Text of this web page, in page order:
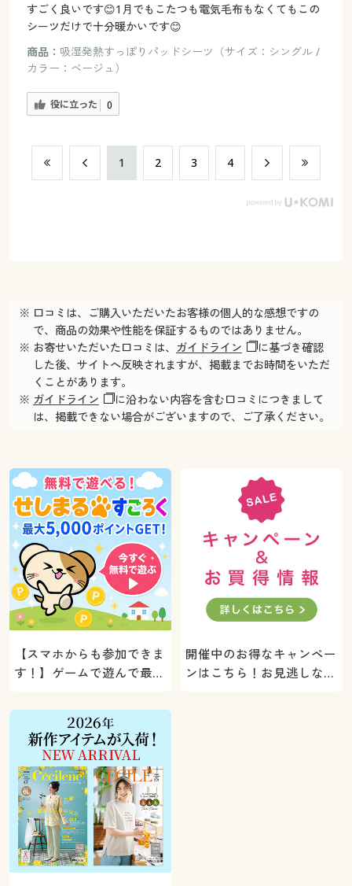
すごく良いです😊1月でもこたつも電気毛布もなくてもこの
シーツだけで十分暖かいです😊
商品： 吸湿発熱すっぽりパッドシーツ（サイズ：シングル /
カラー：ベージュ）
役に立った 0
​1 ​2 ​3 ​4
※ 口コミは、ご購入いただいたお客様の個人的な感想ですの
で、商品の効果や性能を保証するものではありません。
※ お寄せいただいた口コミは、 ガイドライン
に基づき確認
した後、サイトへ反映されますが、掲載までお時間をいただ
くことがあります。
※ ガイドライン
に沿わない内容を含む口コミにつきまして
は、掲載できない場合がございますので、ご了承ください。
【スマホからも参加できま
す！】ゲームで遊んで最大
ト！
開催中のお得なキャンペー
ンはこちら！お見逃しな